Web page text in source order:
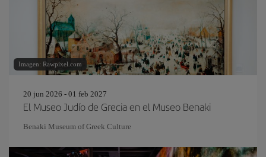
Imagen: Rawpixel.com
20 jun 2026 - 01 feb 2027
El Museo Judío de Grecia en el Museo Benaki
Benaki Museum of Greek Culture